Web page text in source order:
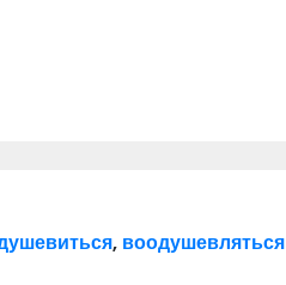
, воодушевляться